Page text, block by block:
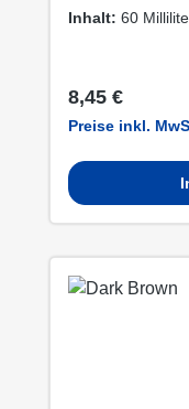
Inhalt: 60
Regulärer
8,45 €
Preise inkl.